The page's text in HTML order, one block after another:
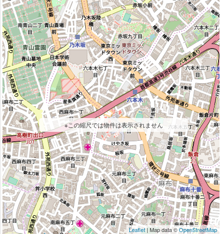
Leaflet| Map data ©OpenStreetMap
※この縮尺では物件は表示されません